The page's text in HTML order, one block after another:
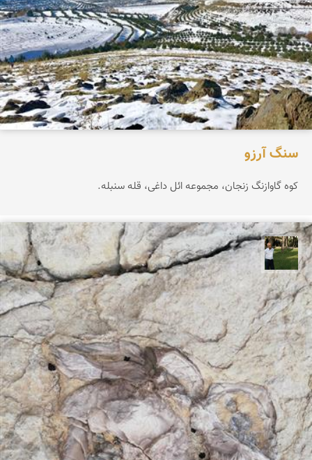
سنگ آرزو
کوه گاوازنگ زنجان، مجموعه ائل داغی، قله سنبله.
عبدل شعبانی